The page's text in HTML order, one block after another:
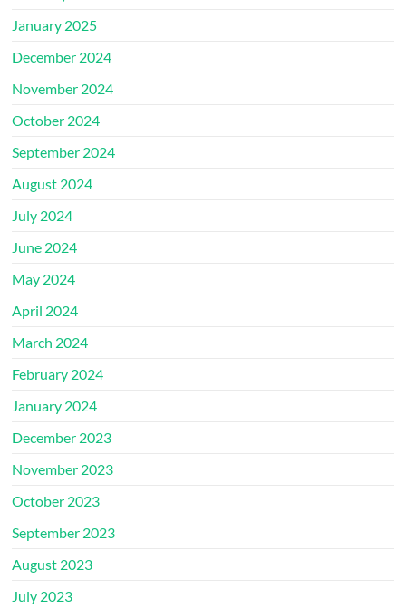
January 2025
December 2024
November 2024
October 2024
September 2024
August 2024
July 2024
June 2024
May 2024
April 2024
March 2024
February 2024
January 2024
December 2023
November 2023
October 2023
September 2023
August 2023
July 2023